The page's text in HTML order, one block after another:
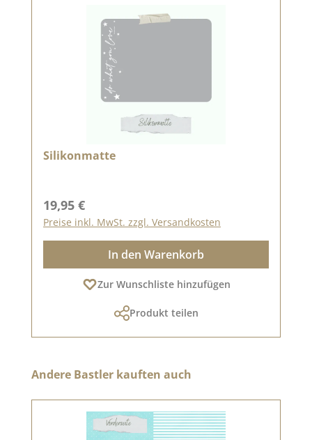
Silikonmatte
Regulärer Preis:
19,95 €
Preise inkl. MwSt. zzgl. Versandkosten
In den Warenkorb
Zur Wunschliste hinzufügen
Produkt teilen
Produktgalerie überspringen
Andere Bastler kauften auch